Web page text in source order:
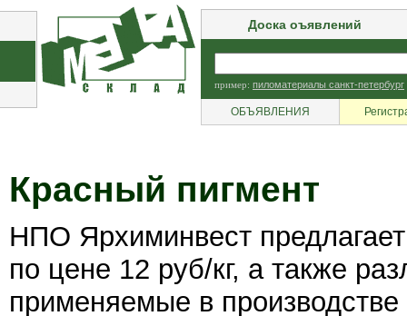
Доска оъявлений
пример: пиломатериалы санкт-петербург
ОБЪЯВЛЕНИЯ
Красный пигмент
НПО Ярхиминвест
по цене 12 руб/кг, а также
применяемые в